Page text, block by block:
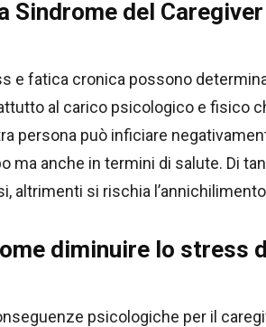
Sindrome del
e fatica cronica possono
al carico psicologico e fisico
persona può inficiare
ma anche in termini di salute. Di
altrimenti si rischia
diminuire lo stress
psicologiche per il